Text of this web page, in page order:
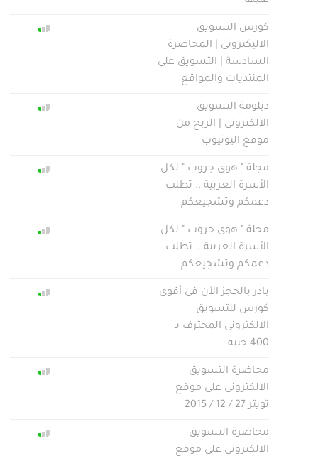
كورس التسويق
الاليكترونى | المحاضرة
السادسة | التسويق على
المنتديات والمواقع
دبلومة التسويق
الالكترونى | الربح من
موقع اليوتيوب
مجلة " هوى جروب " لكل
الأسرة العربية .. تطلب
دعمكم وتشجيعكم
مجلة " هوى جروب " لكل
الأسرة العربية .. تطلب
دعمكم وتشجيعكم
بادر بالحجز الأن فى أقوى
كورس للتسويق
الالكترونى المحترف بـ
400 جنيه
محاضرة التسويق
الالكترونى على موقع
تويتر 27 / 12 / 2015
محاضرة التسويق
الالكترونى على موقع